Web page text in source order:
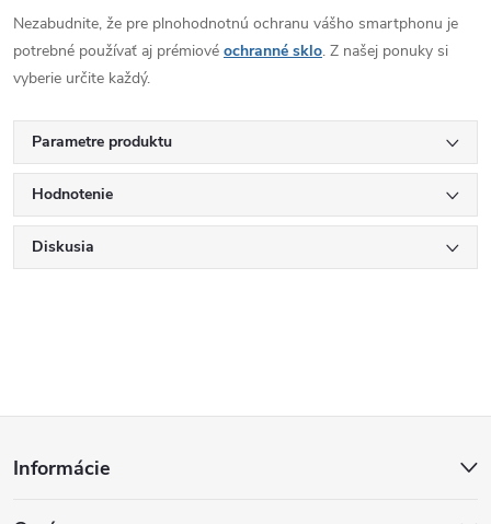
Nezabudnite, že pre plnohodnotnú ochranu vášho smartphonu je
potrebné používať aj prémiové ochranné sklo. Z našej ponuky si
vyberie určite každý.
Parametre produktu
Hodnotenie
Diskusia
Informácie